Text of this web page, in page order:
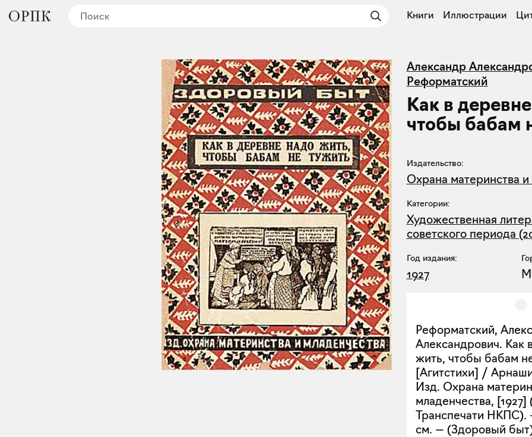
Книги Иллюстрации
Александр
Реформатский
Как в
чтобы бабам
Издательство:
Охрана материнства
Категории:
Художественная
советского периода
Год издания:
1927
Реформатский,
Александрович. Как
жить, чтобы бабам
[Агитстихи] /
Изд. Охрана
младенчества, [1927]
Транспечати НКПС).
см. — (Здоровый